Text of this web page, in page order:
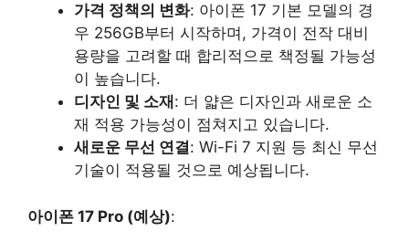
가격 정책의 변화: 아이폰 17 기본 모델의 경
우 256GB부터 시작하며, 가격이 전작 대비
용량을 고려할 때 합리적으로 책정될 가능성
이 높습니다.
디자인 및 소재 : 더 얇은 디자인과 새로운 소
재 적용 가능성이 점쳐지고 있습니다.
새로운 무선 연결: Wi-Fi 7 지원 등 최신 무선
기술이 적용될 것으로 예상됩니다.
아이폰 17 Pro (예상):